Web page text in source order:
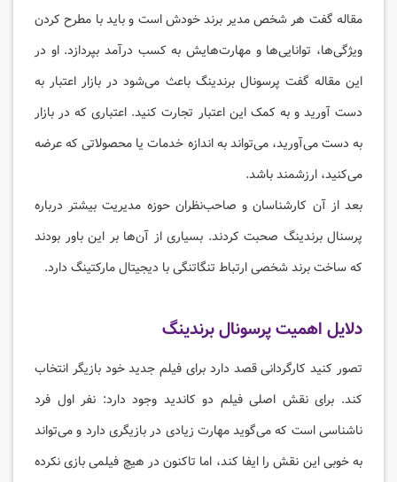
مقاله گفت هر شخص مدیر برند خودش است و باید با مطرح کردن
ویژگی‌ها، توانایی‌ها و مهارت‌هایش به کسب درآمد بپردازد. او در
این مقاله گفت پرسونال برندینگ باعث می‌شود در بازار اعتبار به
دست آورید و به کمک این اعتبار تجارت کنید. اعتباری که در بازار
به دست می‌آورید، می‌تواند به اندازه خدمات یا محصولاتی که عرضه
می‌کنید، ارزشمند باشد.
بعد از آن کارشناسان و صاحب‌نظران حوزه مدیریت بیشتر درباره
پرسنال برندینگ صحبت کردند. بسیاری از آن‌ها بر این باور بودند
که ساخت برند شخصی ارتباط تنگاتنگی با دیجیتال مارکتینگ دارد.
دلایل اهمیت پرسونال برندینگ
تصور کنید کارگردانی قصد دارد برای فیلم جدید خود بازیگر انتخاب
کند. برای نقش اصلی فیلم دو کاندید وجود دارد: نفر اول فرد
ناشناسی است که می‌گوید مهارت زیادی در بازیگری دارد و می‌تواند
به خوبی این نقش را ایفا کند، اما تاکنون در هیچ فیلمی بازی نکرده